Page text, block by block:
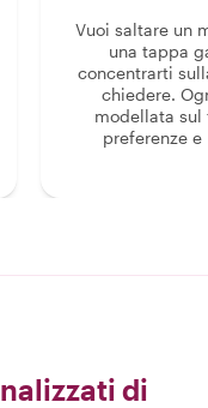
Vuoi saltare un
una tappa
concentrarti
chiedere.
modellata sul
preferenze
di